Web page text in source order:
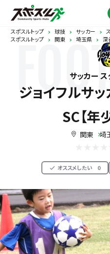
スポスルトップ 球技 サッカー
スポスルトップ
関東 埼玉県 深
サッカー ス
ジョイフルサ
SC【年
関東 埼
オススメしたい 0